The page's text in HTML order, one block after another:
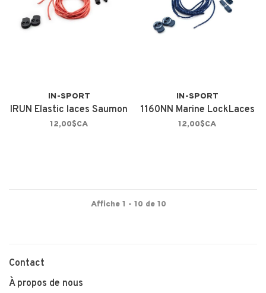
IN-SPORT
IRUN Elastic laces Saumon
12,00$CA
IN-SPORT
1160NN Marine LockLaces
12,00$CA
Affiche 1 - 10 de 10
Contact
À propos de nous